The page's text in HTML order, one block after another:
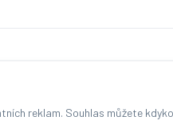
reklam. Souhlas můžete